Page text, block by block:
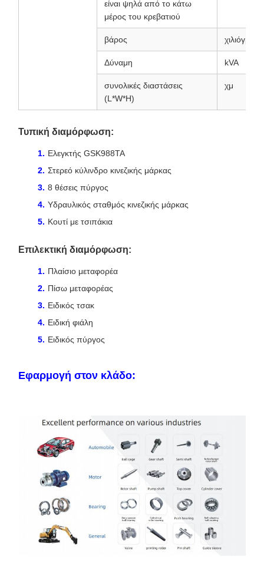
είναι ψηλά από το κάτω
μέρος του κρεβατιού
βάρος
Δύναμη kVA
συνολικές διαστάσεις
(L*W*H)
χμ
Τυπική διαμόρφωση:
Ελεγκτής GSK988TA
Στερεό κύλινδρο κινεζικής μάρκας
8 θέσεις πύργος
Υδραυλικός σταθμός κινεζικής μάρκας
Κουτί με τσιπάκια
Επιλεκτική διαμόρφωση:
Πλαίσιο μεταφορέα
Πίσω μεταφορέας
Ειδικός τσακ
Ειδική φιάλη
Ειδικός πύργος
Εφαρμογή στον κλάδο: